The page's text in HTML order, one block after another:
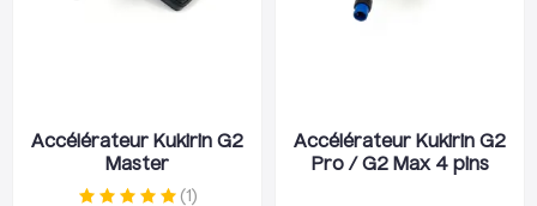
Accélérateur Kukirin G2
Master
(1)
Accélérateur Kukirin G2
Pro / G2 Max 4 pins